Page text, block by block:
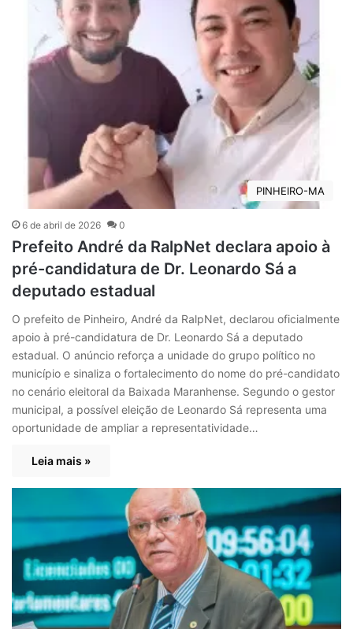
PINHEIRO-MA
6 de abril de 2026 0
Prefeito André da RalpNet declara apoio à
pré-candidatura de Dr. Leonardo Sá a
deputado estadual
O prefeito de Pinheiro, André da RalpNet, declarou oficialmente
apoio à pré-candidatura de Dr. Leonardo Sá a deputado
estadual. O anúncio reforça a unidade do grupo político no
município e sinaliza o fortalecimento do nome do pré-candidato
no cenário eleitoral da Baixada Maranhense. Segundo o gestor
municipal, a possível eleição de Leonardo Sá representa uma
oportunidade de ampliar a representatividade…
Leia mais »